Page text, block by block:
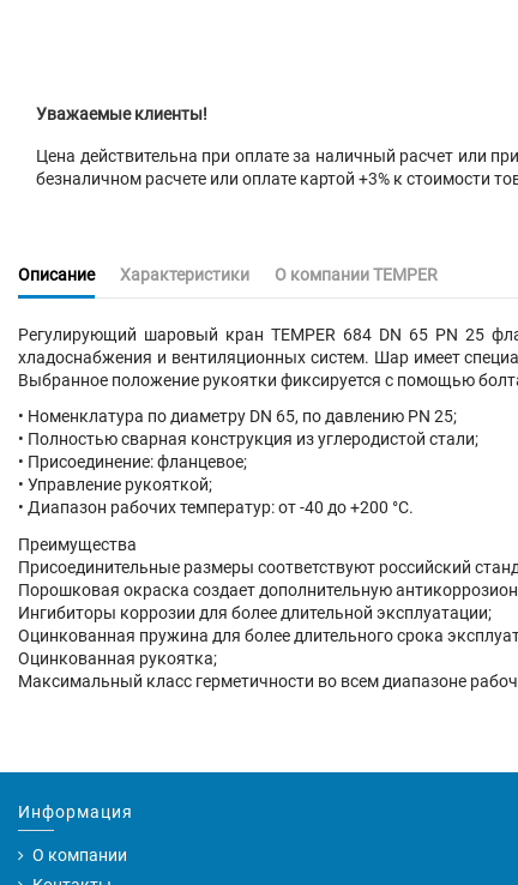
Уважаемые клиенты!
Цена действительна при оплате за наличный расчет или
безналичном расчете или оплате картой +3% к стоимости
Описание Характеристики О компании TEMPER
Регулирующий шаровый кранTEMPER 684 DN 65 PN 25
хладоснабжения и вентиляционных систем. Шар имеет
Выбранное положение рукоятки фиксируется с помощью
• Номенклатура по диаметру DN 65, по давлению PN 25;
• Полностью сварная конструкция из углеродистой стали;
• Присоединение:фланцевое;
• Управление рукояткой;
• Диапазон рабочих температур: от -40 до +200 °С.
Преимущества
Присоединительные размеры соответствуют российский
Порошковая окраска создает дополнительную
Ингибиторы коррозии для более длительной эксплуатации;
Оцинкованная пружина для более длительного срока
Оцинкованная рукоятка;
Максимальный класс герметичности во всем диапазоне
Информация
О компании